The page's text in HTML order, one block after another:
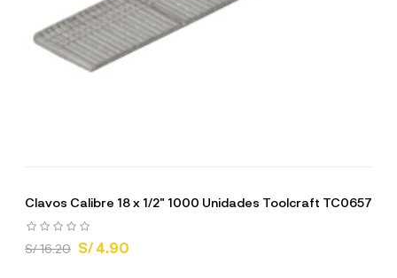
Clavos Calibre 18 x 1/2" 1000 Unidades Toolcraft TC0657
S/ 16.20 S/ 4.90